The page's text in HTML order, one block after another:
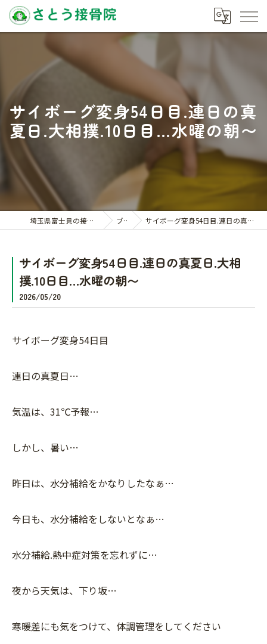
サイボーグ変身54日目.連日の真
夏日.大相撲.10日目…水曜の朝〜
埼玉県富士見の接骨院ならさとう接骨院 ブログ サイボーグ変身54日目.連日の真夏日.大相撲.10日目…水曜の朝〜
サイボーグ変身54日目.連日の真夏日.大相
撲.10日目…水曜の朝〜
2026/05/20
サイボーグ変身54日目
連日の真夏日…
気温は、31℃予報…
しかし、暑い…
昨日は、水分補給をかなりしたなぁ…
今日も、水分補給をしないとなぁ…
水分補給.熱中症対策を忘れずに…
夜から天気は、下り坂…
寒暖差にも気をつけて、体調管理をしてください